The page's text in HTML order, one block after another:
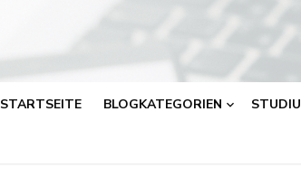
STARTSEITE BLOGKATEGORIEN